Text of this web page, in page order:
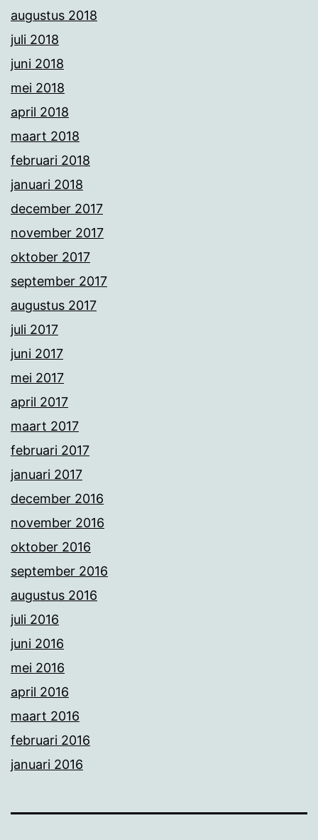
augustus 2018
juli 2018
juni 2018
mei 2018
april 2018
maart 2018
februari 2018
januari 2018
december 2017
november 2017
oktober 2017
september 2017
augustus 2017
juli 2017
juni 2017
mei 2017
april 2017
maart 2017
februari 2017
januari 2017
december 2016
november 2016
oktober 2016
september 2016
augustus 2016
juli 2016
juni 2016
mei 2016
april 2016
maart 2016
februari 2016
januari 2016